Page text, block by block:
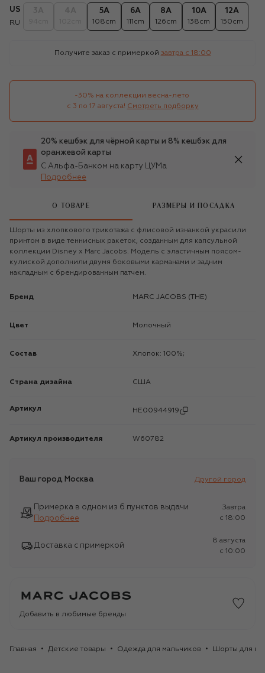
US
RU
5A
108cm
6A
111cm
8A
126cm
10A
138cm
12A
150cm
Получите заказ с примеркой завтра c 18:00
-30% на коллекции весна-лето
с 3 по 17 августа! Смотреть подборку
20% кешбэк для чёрной карты и 8% кешбэк для
оранжевой карты
С Альфа-Банком на карту ЦУМа
Подробнее
О ТОВАРЕ РАЗМЕРЫ И ПОСАДКА
Шорты из хлопкового трикотажа с флисовой изнанкой украсили
принтом в виде теннисных ракеток, созданным для капсульной
коллекции Disney x Marc Jacobs. Модель с эластичным поясом-
кулиской дополнили двумя боковыми карманами и задним
накладным с брендированным патчем.
Бренд MARC JACOBS (THE)
Цвет Молочный
Состав Хлопок: 100%;
Страна дизайна США
Артикул HE00944919
Артикул производителя W60782
Ваш город Москва Другой город
Примерка в одном из 6 пунктов выдачи
Подробнее
Завтра
c 18:00
Доставка с примеркой
8 августа
c 10:00
Добавить в любимые бренды
Главная Детские товары Одежда для мальчиков Шорты для